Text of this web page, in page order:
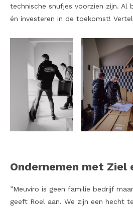
technische snufjes voorzien zijn. Al
én investeren in de toekomst!
Ondernemen met Ziel
”Meuviro is geen familie bedrijf
geeft Roel aan. We zijn een hecht